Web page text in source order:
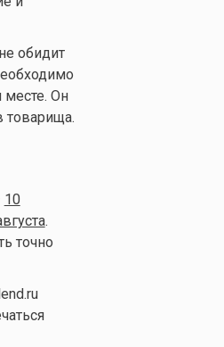
обидит
месте. Он
товарища.
10
.
точно